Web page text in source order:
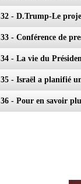
32 - D.Trump-Le
33 - Conférence de
34 - La vie du
35 - Israël a planifié
36 - Pour en savoir